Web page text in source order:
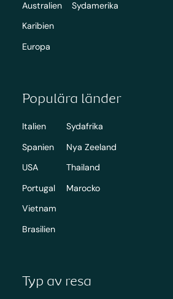
Australien
Karibien
Europa
Sydamerika
Populära länder
Italien
Spanien
USA
Portugal
Vietnam
Brasilien
Sydafrika
Nya Zeeland
Thailand
Marocko
Typ av resa